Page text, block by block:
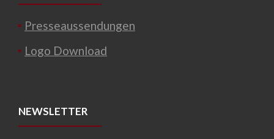
Presseaussendungen
Logo Download
NEWSLETTER